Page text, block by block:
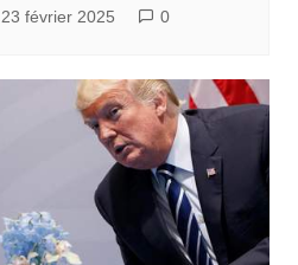
23 février 2025 0